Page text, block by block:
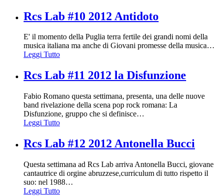
Rcs Lab #10 2012 Antidoto
E' il momento della Puglia terra fertile dei grandi nomi della
musica italiana ma anche di Giovani promesse della musica…
Leggi Tutto
Rcs Lab #11 2012 la Disfunzione
Fabio Romano questa settimana, presenta, una delle nuove
band rivelazione della scena pop rock romana: La
Disfunzione, gruppo che si definisce…
Leggi Tutto
Rcs Lab #12 2012 Antonella Bucci
Questa settimana ad Rcs Lab arriva Antonella Bucci, giovane
cantautrice di orgine abruzzese,curriculum di tutto rispetto il
suo: nel 1988…
Leggi Tutto